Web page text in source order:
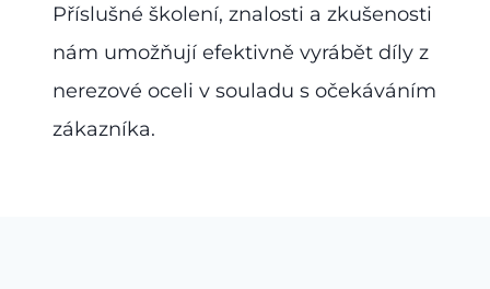
Příslušné školení, znalosti a zkušenosti
nám umožňují efektivně vyrábět díly z
nerezové oceli v souladu s očekáváním
zákazníka.